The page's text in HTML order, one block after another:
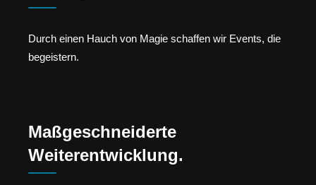
Durch einen Hauch von Magie schaffen wir Events, die
begeistern.
Maßgeschneiderte
Weiterentwicklung.